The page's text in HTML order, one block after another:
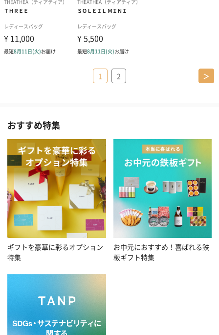
1 2 ＞
おすすめ特集
ギフトを豪華に彩るオプション
特集
お中元におすすめ！喜ばれる鉄
板ギフト特集